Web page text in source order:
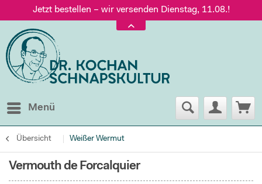
Jetzt bestellen – wir versenden Dienstag, 11.08.!
Versand nur 5,60 €, gratis ab 95 € Warenwert
Jetzt bestellen – wir versenden Dienstag, 11.08.!
Menü
Übersicht Weißer Wermut
Vermouth de Forcalquier